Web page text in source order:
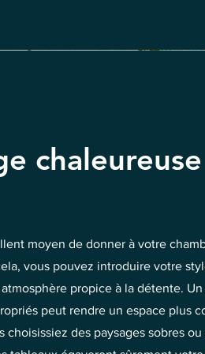
chaleureuse
moyen de donner à votre
vous pouvez introduire votre
propice à la détente.
peut rendre un espace plus
choisissiez des paysages sobres